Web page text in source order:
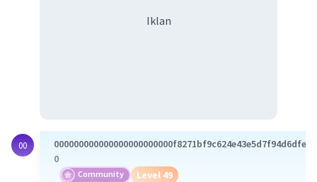
Iklan
00
0
Community Level 49